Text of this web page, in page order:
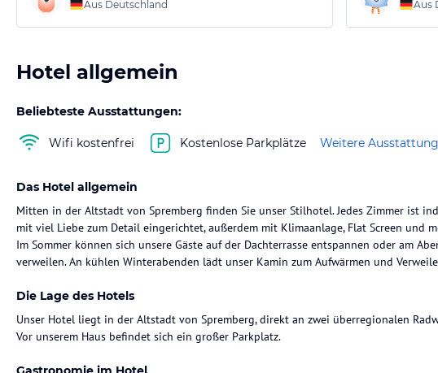
Aus Deutschland
Aus
Hotel allgemein
Beliebteste Ausstattungen:
Wifi kostenfrei Kostenlose Parkplätze Weitere Ausstattung
Das Hotel allgemein
Mitten in der Altstadt von Spremberg finden Sie unser Stilhotel. Jedes Zimmer ist
mit viel Liebe zum Detail eingerichtet, außerdem mit Klimaanlage, Flat Screen und
Im Sommer können sich unsere Gäste auf der Dachterrasse entspannen oder am
verweilen. An kühlen Winterabenden lädt unser Kamin zum Aufwärmen und
Die Lage des Hotels
Unser Hotel liegt in der Altstadt von Spremberg, direkt an zwei überregionalen
Vor unserem Haus befindet sich ein großer Parkplatz.